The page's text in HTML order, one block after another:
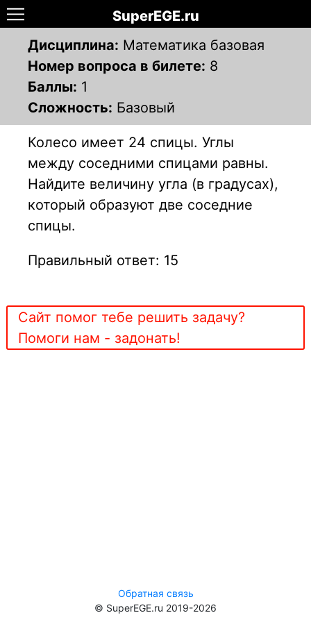
SuperEGE.ru
Дисциплина: Математика базовая
Номер вопроса в билете: 8
Баллы: 1
Сложность: Базовый
Колесо имеет 24 спицы. Углы
между соседними спицами равны.
Найдите величину угла (в градусах),
который образуют две соседние
спицы.
Правильный ответ: 15
Сайт помог тебе решить задачу?
Помоги нам - задонать!
Обратная связь
© SuperEGE.ru 2019-2026